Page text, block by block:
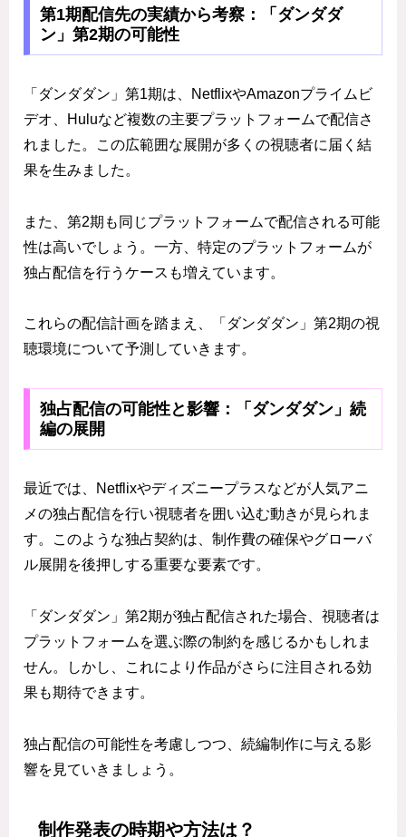
第1期配信先の実績から考察：「ダンダダ
ン」第2期の可能性
「ダンダダン」第1期は、NetflixやAmazonプライムビ
デオ、Huluなど複数の主要プラットフォームで配信さ
れました。この広範囲な展開が多くの視聴者に届く結
果を生みました。
また、第2期も同じプラットフォームで配信される可能
性は高いでしょう。一方、特定のプラットフォームが
独占配信を行うケースも増えています。
これらの配信計画を踏まえ、「ダンダダン」第2期の視
聴環境について予測していきます。
独占配信の可能性と影響：「ダンダダン」続
編の展開
最近では、Netflixやディズニープラスなどが人気アニ
メの独占配信を行い視聴者を囲い込む動きが見られま
す。このような独占契約は、制作費の確保やグローバ
ル展開を後押しする重要な要素です。
「ダンダダン」第2期が独占配信された場合、視聴者は
プラットフォームを選ぶ際の制約を感じるかもしれま
せん。しかし、これにより作品がさらに注目される効
果も期待できます。
独占配信の可能性を考慮しつつ、続編制作に与える影
響を見ていきましょう。
制作発表の時期や方法は？